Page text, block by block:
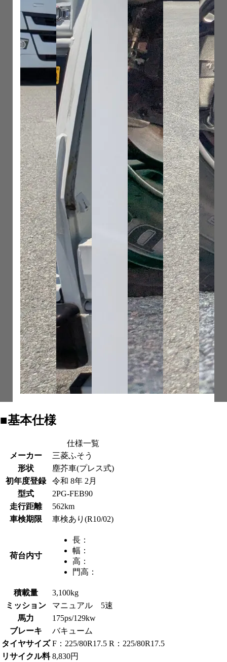
■基本仕様
仕様一覧
メーカー
三菱ふそう
形状
塵芥車(プレス式)
初年度登録
令和 8年 2月
型式
2PG-FEB90
走行距離
562km
車検期限
車検あり(R10/02)
荷台内寸
長：
幅：
高：
門高：
積載量
3,100kg
ミッション
マニュアル 5速
馬力
175ps/129kw
ブレーキ
バキューム
タイヤサイズ F：225/80R17.5 R：225/80R17.5
リサイクル料 8,830円